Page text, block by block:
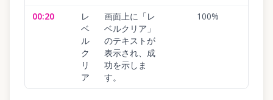
00:20
レ
ベ
ル
ク
リ
ア
画面上に「レ
ベルクリア」
のテキストが
表示され、成
功を示しま
す。
100%